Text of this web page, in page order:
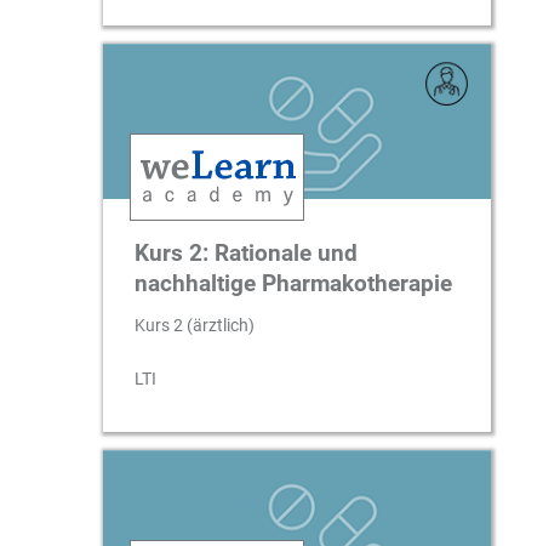
Kurs 2: Rationale und
nachhaltige Pharmakotherapie
Kurs 2 (ärztlich)
LTI